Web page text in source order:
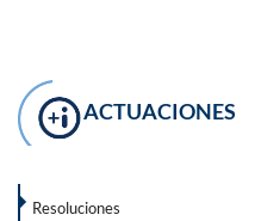
ACTUACIONES
Resoluciones